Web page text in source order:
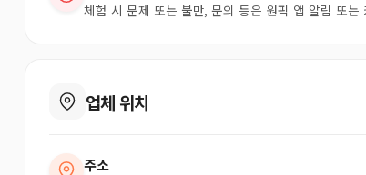
체험 시 문제 또는 불만, 문의 등은 원픽 앱 알림 또
업체 위치
주소